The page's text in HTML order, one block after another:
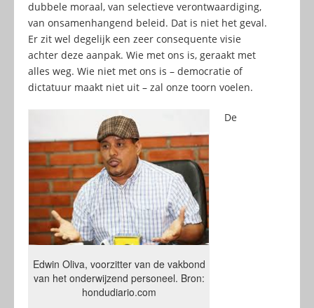
dubbele moraal, van selectieve verontwaardiging,
van onsamenhangend beleid. Dat is niet het geval.
Er zit wel degelijk een zeer consequente visie
achter deze aanpak. Wie met ons is, geraakt met
alles weg. Wie niet met ons is – democratie of
dictatuur maakt niet uit – zal onze toorn voelen.
Edwin Oliva, voorzitter van de vakbond
van het onderwijzend personeel. Bron:
hondudiario.com
De